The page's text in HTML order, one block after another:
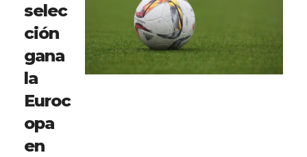
selec
ción
gana
la
Euroc
opa
en